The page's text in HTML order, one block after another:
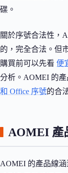
碟。
關於序號合法性，
的，完全合法。但
購買前可以先看 便
分析。AOMEI 的
和 Office 序號的合
AOMEI 產
AOMEI 的產品線涵